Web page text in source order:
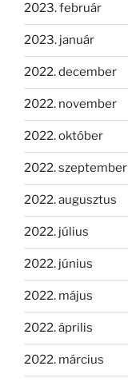
2023. február
2023. január
2022. december
2022. november
2022. október
2022. szeptember
2022. augusztus
2022. július
2022. június
2022. május
2022. április
2022. március